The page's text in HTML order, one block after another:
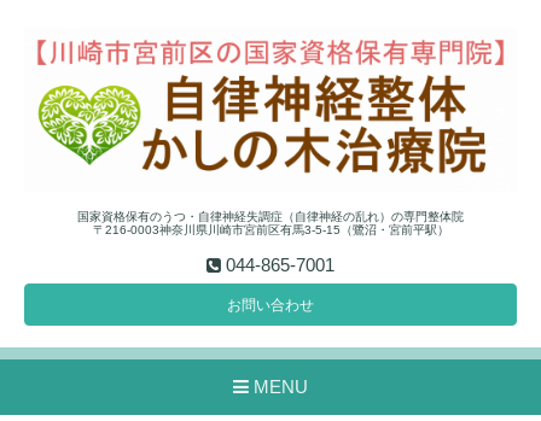
国家資格保有のうつ・自律神経失調症（自律神経の乱れ）の専門整体院
〒216-0003神奈川県川崎市宮前区有馬3-5-15（鷺沼・宮前平駅）
044-865-7001
お問い合わせ
MENU